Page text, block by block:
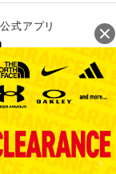
式アプリ